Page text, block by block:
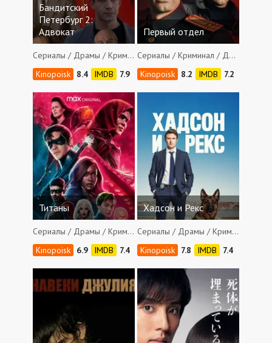
Бандитский
Петербург 2:
Адвокат
Сериалы / Драмы / Криминал / Мелодрамы
8.4
7.9
Первый отдел
Сериалы / Криминал / Детективы
8.2
7.2
Титаны
Сериалы / Драмы / Криминал / Фантастика / Приключения / Боевики / Фэнтези
6.9
7.4
Хадсон и Рекс
Сериалы / Драмы / Криминал / Детективы
7.8
7.4